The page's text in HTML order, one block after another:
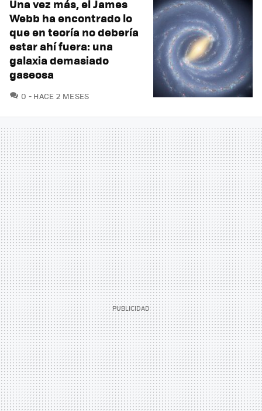
Una vez más, el James
Webb ha encontrado lo
que en teoría no debería
estar ahí fuera: una
galaxia demasiado
gaseosa
0 COMENTARIOS
HACE 2 MESES